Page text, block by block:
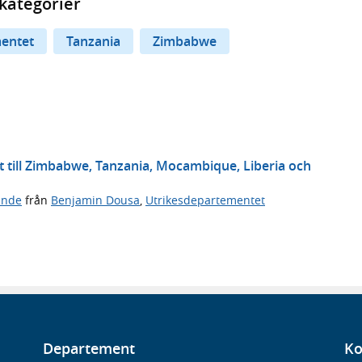
Tanzania Zimbabwe
Zimbabwe, Tanzania, Mocambique, Liberia och
från Benjamin Dousa Utrikesdepartementet
Departement